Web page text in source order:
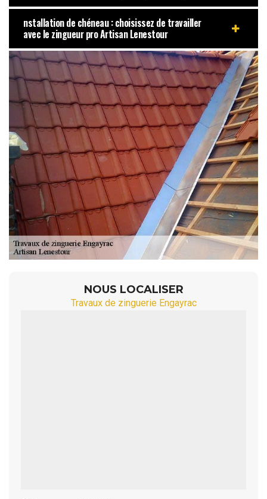
nstallation de chéneau : choisissez de travailler
avec le zingueur pro Artisan Lenestour
NOUS LOCALISER
Travaux de zinguerie Engayrac